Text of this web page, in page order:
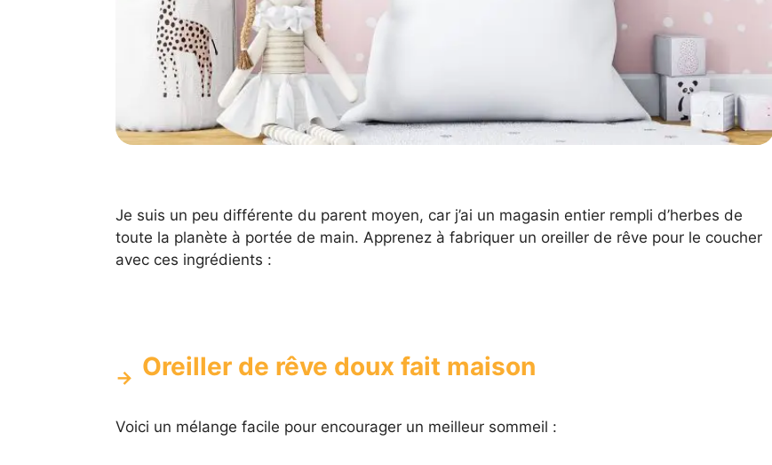
Je suis un peu différente du parent moyen, car j’ai un magasin entier rempli d’herbes de
toute la planète à portée de main. Apprenez à fabriquer un oreiller de rêve pour le coucher
avec ces ingrédients :
Oreiller de rêve doux fait maison
Voici un mélange facile pour encourager un meilleur sommeil :